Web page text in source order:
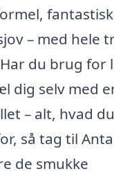
– med hele
du brug for
dig selv med
– alt, hvad
så tag til
de smukke